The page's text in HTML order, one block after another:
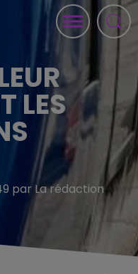
LES
par La rédaction